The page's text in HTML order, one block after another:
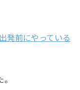
発前にやっている